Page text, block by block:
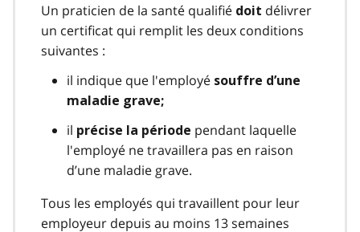
Un praticien de la santé qualifié doit délivrer
un certificat qui remplit les deux conditions
suivantes :
il indique que l'employé souffre d’une
maladie grave;
il précise la période pendant laquelle
l'employé ne travaillera pas en raison
d’une maladie grave.
Tous les employés qui travaillent pour leur
employeur depuis au moins 13 semaines